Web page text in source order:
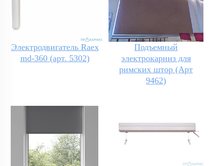
Электродвигатель Raex
md-360 (арт. 5302)
Подъемный
электрокарниз для
римских штор (Арт
9462)